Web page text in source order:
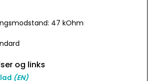
47 kOhm
og links
(EN)